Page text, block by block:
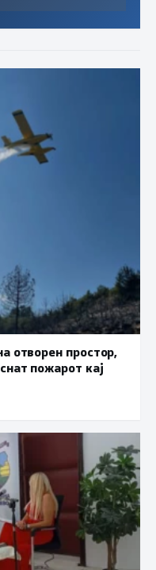
отворен простор,
пожарот кај